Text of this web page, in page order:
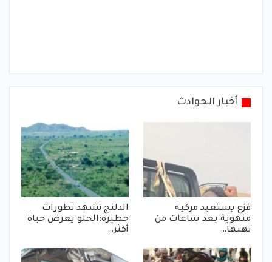
أخبار الحوادث
فزع يستعيد مركبة
منهوبة بعد ساعات من
نهبها…
الدلنج تشهد تطورات
خطيرة:الحلو يعرض حياة
أكثر…